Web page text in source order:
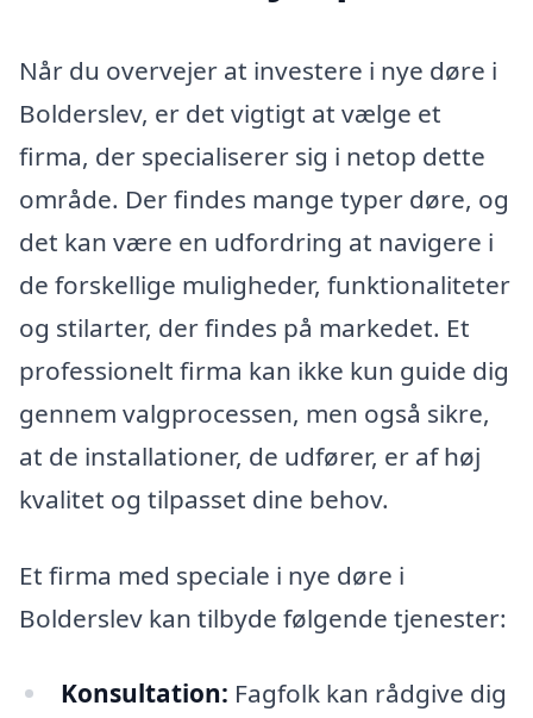
Når du overvejer at investere i nye døre i
Bolderslev, er det vigtigt at vælge et
firma, der specialiserer sig i netop dette
område. Der findes mange typer døre, og
det kan være en udfordring at navigere i
de forskellige muligheder, funktionaliteter
og stilarter, der findes på markedet. Et
professionelt firma kan ikke kun guide dig
gennem valgprocessen, men også sikre,
at de installationer, de udfører, er af høj
kvalitet og tilpasset dine behov.
Et firma med speciale i nye døre i
Bolderslev kan tilbyde følgende tjenester:
Konsultation: Fagfolk kan rådgive dig